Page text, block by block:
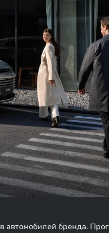
автомобилей бренда.